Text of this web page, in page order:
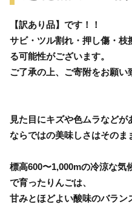
【訳あり品】です！！
サビ・ツル割れ・押し傷・
る可能性がございます。
ご了承の上、ご寄附をお願い
見た目にキズや色ムラなど
ならではの美味しさはそのま
標高600〜1,000mの冷涼な気
で育ったりんごは、
甘みとほどよい酸味のバラ